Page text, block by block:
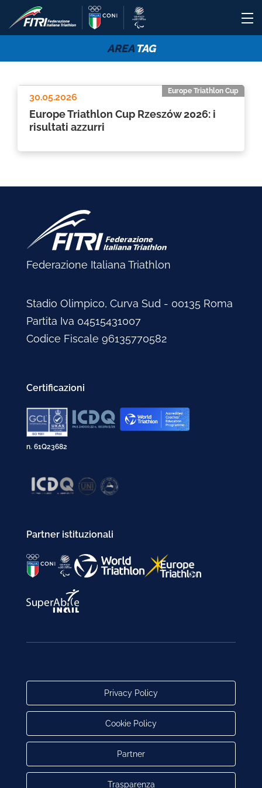
AREATAG
Europe Triathlon Cup
30.05.2026
Europe Triathlon Cup Rzeszów 2026: i
risultati azzurri
Federazione Italiana Triathlon
Stadio Olimpico, Curva Sud - 00135 Roma
Partita Iva 04515431007
Codice Fiscale 96135770582
Certificazioni
n. 61Q23682
Partner istituzionali
Privacy Policy
Cookie Policy
Partner
Trasparenza